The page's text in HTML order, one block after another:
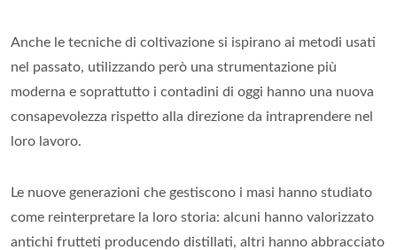
Anche le tecniche di coltivazione si ispirano ai metodi usati
nel passato, utilizzando però una strumentazione più
moderna e soprattutto i contadini di oggi hanno una nuova
consapevolezza rispetto alla direzione da intraprendere nel
loro lavoro.
Le nuove generazioni che gestiscono i masi hanno studiato
come reinterpretare la loro storia: alcuni hanno valorizzato
antichi frutteti producendo distillati, altri hanno abbracciato